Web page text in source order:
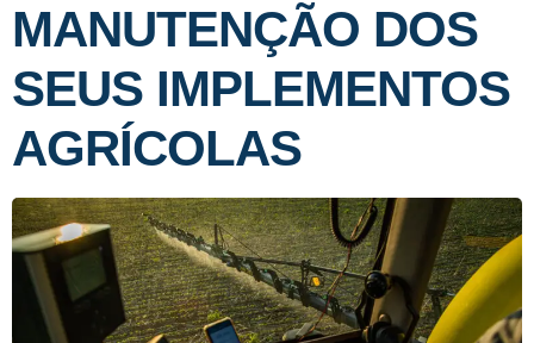
MANUTENÇÃO DOS
SEUS IMPLEMENTOS
AGRÍCOLAS